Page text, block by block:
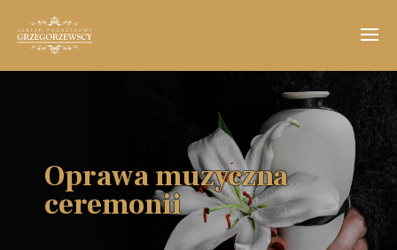
Oprawa muzyczna
ceremonii